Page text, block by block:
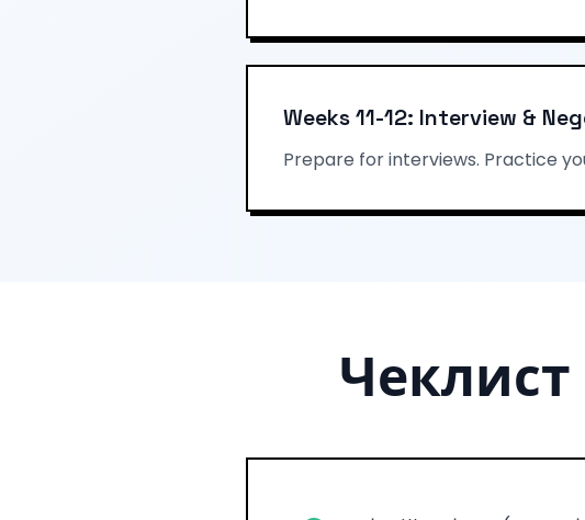
Weeks 11-12: Interview &
Prepare for interviews. Practice
Чеклист